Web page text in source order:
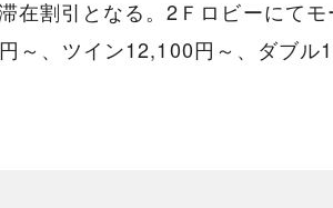
割引となる。2Ｆロビーにてモ
～、ツイン12,100円～、ダブル